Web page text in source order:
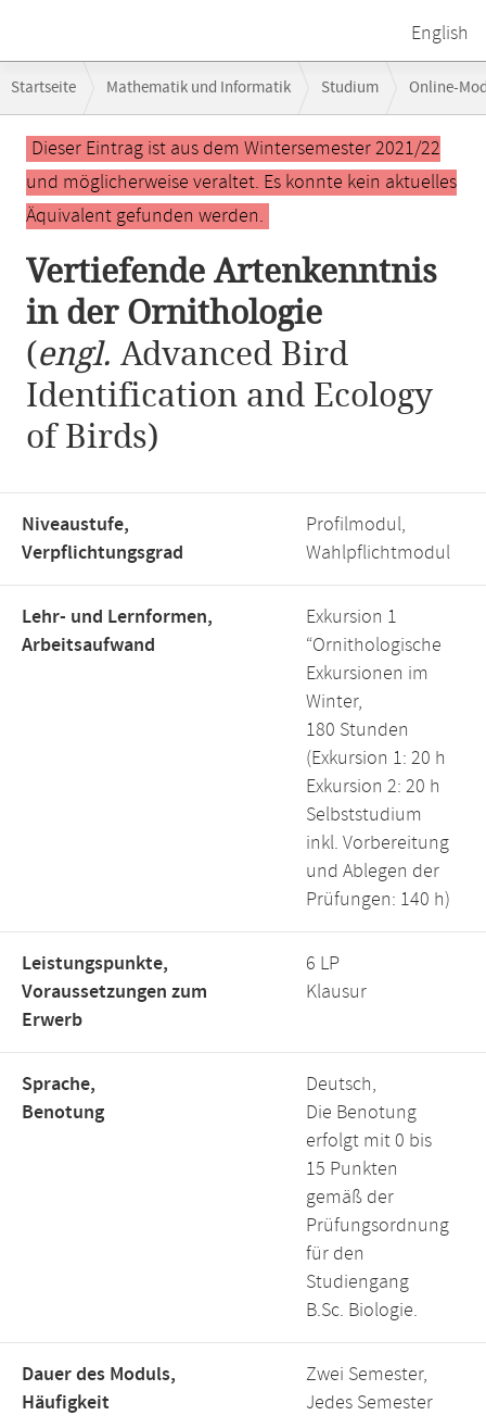
English
Navigation
Startseite Mathematik und Informatik Studium Online-
Hauptinhalt
Dieser Eintrag ist aus dem Wintersemester 2021/22
und möglicherweise veraltet. Es konnte kein aktuelles
Äquivalent gefunden werden.
Vertiefende Artenkenntnis
in der Ornithologie
(engl. Advanced Bird
Identification and Ecology
of Birds)
Niveaustufe,
Verpflichtungsgrad
Profilmodul,
Wahlpflichtmodul
Lehr- und Lernformen,
Arbeitsaufwand
Exkursion 1
“Ornithologische
Exkursionen im
Winter,
180 Stunden
(Exkursion 1: 20 h
Exkursion 2: 20 h
Selbststudium
inkl. Vorbereitung
und Ablegen der
Prüfungen: 140 h)
Leistungspunkte,
Voraussetzungen zum
Erwerb
6 LP
Klausur
Sprache,
Benotung
Deutsch,
Die Benotung
erfolgt mit 0 bis
15 Punkten
gemäß der
Prüfungsordnung
für den
Studiengang
B.Sc. Biologie.
Dauer des Moduls,
Häufigkeit
Zwei Semester,
Jedes Semester